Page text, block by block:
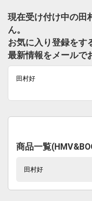
現在受け付け中の田
ん。
お気に入り登録をす
最新情報をメールで
田村好
商品一覧
田村好